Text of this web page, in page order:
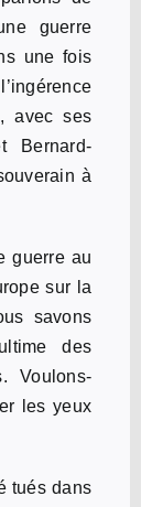
guerre
une fois
avec ses
Bernard-
à
guerre au
sur la
savons
des
Voulons-
les yeux
tués dans